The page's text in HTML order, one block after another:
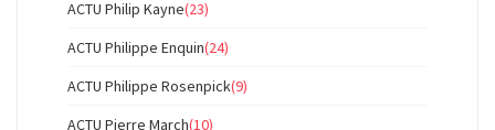
ACTU Philip Kayne(23)
ACTU Philippe Enquin(24)
ACTU Philippe Rosenpick(9)
ACTU Pierre March(10)